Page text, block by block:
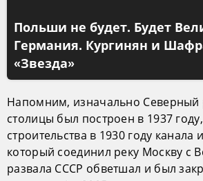
Польши не будет. Будет
Германия. Кургинян и
«Звезда»
Напомним, изначально Северный
столицы был построен в 1937
строительства в 1930 году
который соединил реку Москву с
развала СССР обветшал и был